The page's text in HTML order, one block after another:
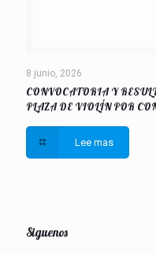
8 junio, 2026
CONVOCATORIA Y
PLAZA DE VIOLÍN POR
Lee mas
Siguenos